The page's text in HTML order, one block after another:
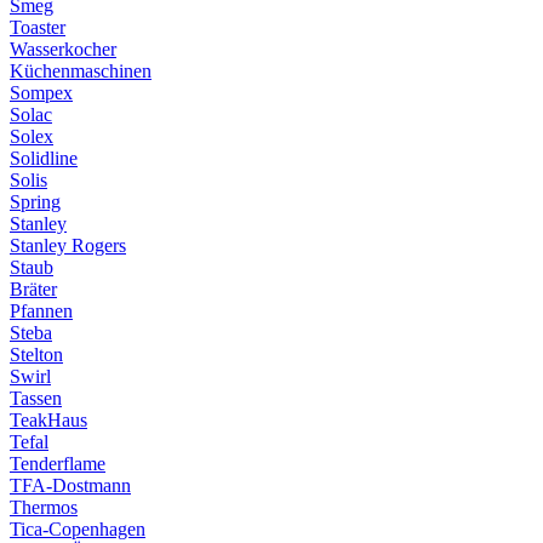
Smeg
Toaster
Wasserkocher
Küchenmaschinen
Sompex
Solac
Solex
Solidline
Solis
Spring
Stanley
Stanley Rogers
Staub
Bräter
Pfannen
Steba
Stelton
Swirl
Tassen
TeakHaus
Tefal
Tenderflame
TFA-Dostmann
Thermos
Tica-Copenhagen